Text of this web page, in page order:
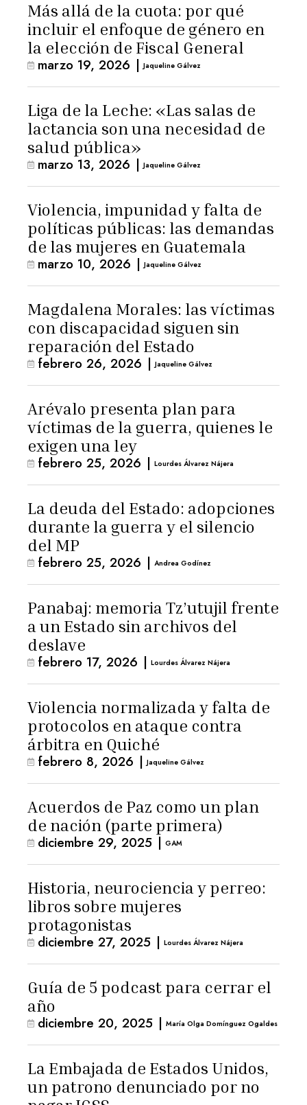
Más allá de la cuota: por qué
incluir el enfoque de género en
la elección de Fiscal General
marzo 19, 2026 | Jaqueline Gálvez
Liga de la Leche: «Las salas de
lactancia son una necesidad de
salud pública»
marzo 13, 2026 | Jaqueline Gálvez
Violencia, impunidad y falta de
políticas públicas: las demandas
de las mujeres en Guatemala
marzo 10, 2026 | Jaqueline Gálvez
Magdalena Morales: las víctimas
con discapacidad siguen sin
reparación del Estado
febrero 26, 2026 | Jaqueline Gálvez
Arévalo presenta plan para
víctimas de la guerra, quienes le
exigen una ley
febrero 25, 2026 | Lourdes Álvarez Nájera
La deuda del Estado: adopciones
durante la guerra y el silencio
del MP
febrero 25, 2026 | Andrea Godínez
Panabaj: memoria Tz’utujil frente
a un Estado sin archivos del
deslave
febrero 17, 2026 | Lourdes Álvarez Nájera
Violencia normalizada y falta de
protocolos en ataque contra
árbitra en Quiché
febrero 8, 2026 | Jaqueline Gálvez
Acuerdos de Paz como un plan
de nación (parte primera)
diciembre 29, 2025 | GAM
Historia, neurociencia y perreo:
libros sobre mujeres
protagonistas
diciembre 27, 2025 | Lourdes Álvarez Nájera
Guía de 5 podcast para cerrar el
año
diciembre 20, 2025 | María Olga Domínguez Ogaldes
La Embajada de Estados Unidos,
un patrono denunciado por no